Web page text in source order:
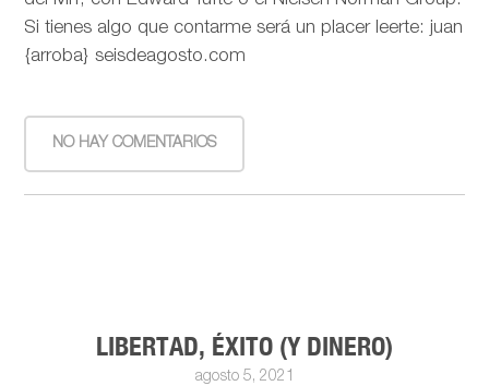
Si tienes algo que contarme será un placer leerte: juan
{arroba} seisdeagosto.com
NO HAY COMENTARIOS
LIBERTAD, ÉXITO (Y DINERO)
agosto 5, 2021